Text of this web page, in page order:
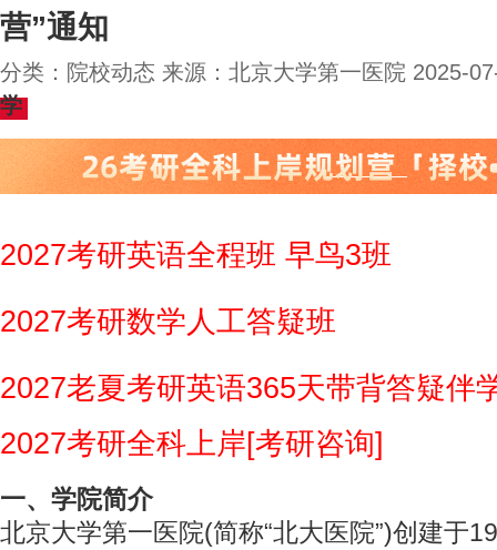
营”通知
分类：院校动态 来源：北京大学第一医院 2025-
学
2027考研英语全程班 早鸟3班
2027考研数学人工答疑班
2027老夏考研英语365天带背答疑伴
2027考研全科上岸[考研咨询]
一、学院简介
北京大学第一医院(简称“北大医院”)创建于